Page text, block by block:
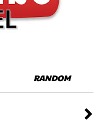
RANDOM